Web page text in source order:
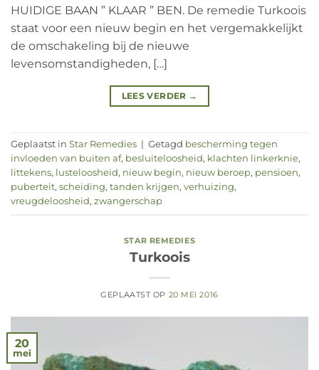
HUIDIGE BAAN ” KLAAR ” BEN. De remedie Turkoois
staat voor een nieuw begin en het vergemakkelijkt
de omschakeling bij de nieuwe
levensomstandigheden, […]
LEES VERDER →
Geplaatst in Star Remedies | Getagd bescherming tegen
invloeden van buiten af, besluiteloosheid, klachten linkerknie,
littekens, lusteloosheid, nieuw begin, nieuw beroep, pensioen,
puberteit, scheiding, tanden krijgen, verhuizing,
vreugdeloosheid, zwangerschap
STAR REMEDIES
Turkoois
GEPLAATST OP 20 MEI 2016
20
mei